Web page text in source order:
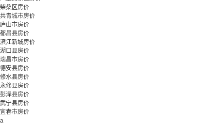
柴桑区房价
共青城市房价
庐山市房价
都昌县房价
滨江新城房价
湖口县房价
瑞昌市房价
德安县房价
修水县房价
永修县房价
彭泽县房价
武宁县房价
宜春市房价
a